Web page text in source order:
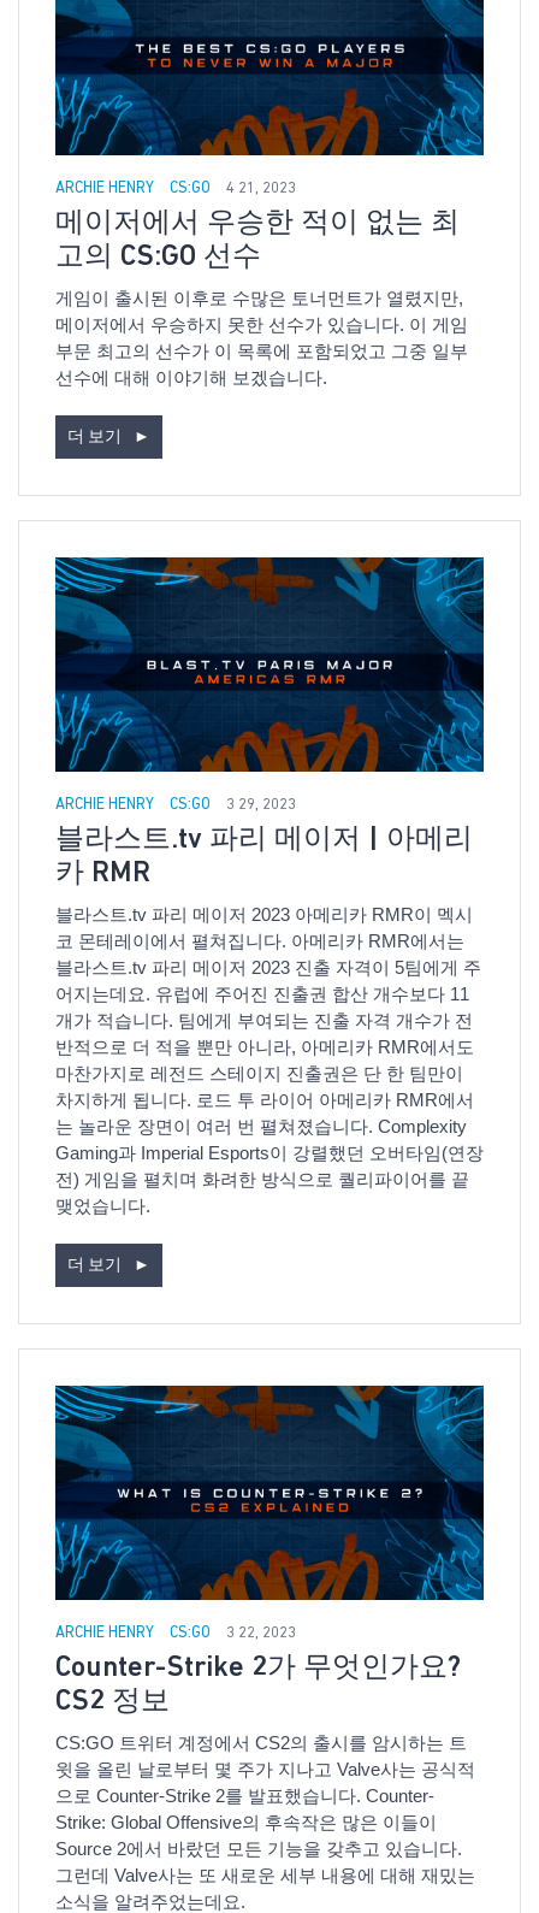
ARCHIE HENRY CS:GO 4 21, 2023
메이저에서 우승한 적이 없는 최
고의 CS:GO 선수
게임이 출시된 이후로 수많은 토너먼트가 열렸지만,
메이저에서 우승하지 못한 선수가 있습니다. 이 게임
부문 최고의 선수가 이 목록에 포함되었고 그중 일부
선수에 대해 이야기해 보겠습니다.
더 보기 ►
ARCHIE HENRY CS:GO 3 29, 2023
블라스트.tv 파리 메이저 | 아메리
카 RMR
블라스트.tv 파리 메이저 2023 아메리카 RMR이 멕시
코 몬테레이에서 펼쳐집니다. 아메리카 RMR에서는
블라스트.tv 파리 메이저 2023 진출 자격이 5팀에게 주
어지는데요. 유럽에 주어진 진출권 합산 개수보다 11
개가 적습니다. 팀에게 부여되는 진출 자격 개수가 전
반적으로 더 적을 뿐만 아니라, 아메리카 RMR에서도
마찬가지로 레전드 스테이지 진출권은 단 한 팀만이
차지하게 됩니다. 로드 투 라이어 아메리카 RMR에서
는 놀라운 장면이 여러 번 펼쳐졌습니다. Complexity
Gaming과 Imperial Esports이 강렬했던 오버타임(연장
전) 게임을 펼치며 화려한 방식으로 퀄리파이어를 끝
맺었습니다.
더 보기 ►
ARCHIE HENRY CS:GO 3 22, 2023
Counter-Strike 2가 무엇인가요?
CS2 정보
CS:GO 트위터 계정에서 CS2의 출시를 암시하는 트
윗을 올린 날로부터 몇 주가 지나고 Valve사는 공식적
으로 Counter-Strike 2를 발표했습니다. Counter-
Strike: Global Offensive의 후속작은 많은 이들이
Source 2에서 바랐던 모든 기능을 갖추고 있습니다.
그런데 Valve사는 또 새로운 세부 내용에 대해 재밌는
소식을 알려주었는데요.